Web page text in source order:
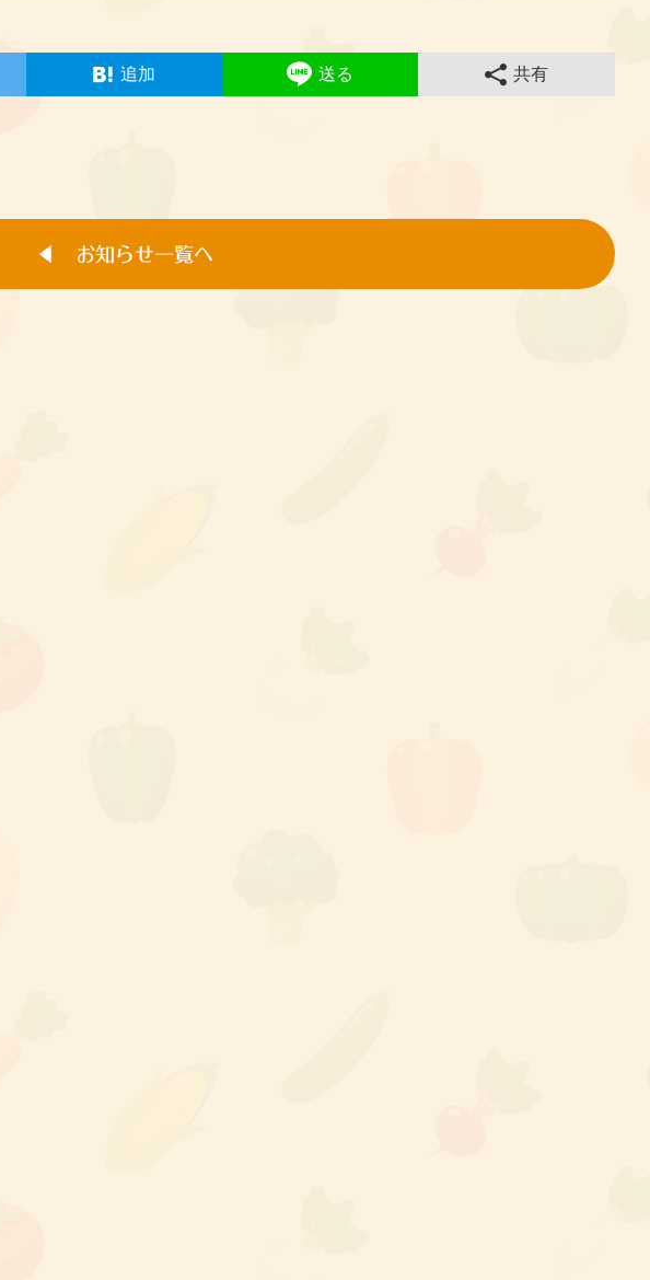
追加 送る 共有
◀︎ お知らせ一覧へ